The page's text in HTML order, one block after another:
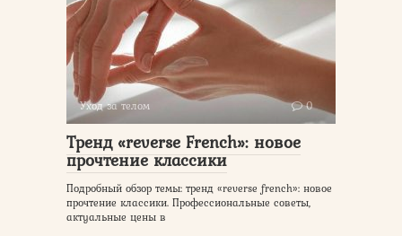
Уход за телом 0
Тренд «reverse French»: новое
прочтение классики
Подробный обзор темы: тренд «reverse french»: новое
прочтение классики. Профессиональные советы,
актуальные цены в